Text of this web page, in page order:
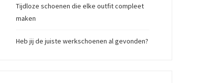
Tijdloze schoenen die elke outfit compleet
maken
Heb jij de juiste werkschoenen al gevonden?